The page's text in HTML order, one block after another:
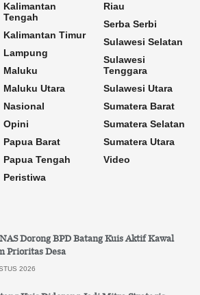
Kalimantan
Tengah
Kalimantan Timur
Lampung
Maluku
Maluku Utara
Nasional
Opini
Papua Barat
Papua Tengah
Peristiwa
Riau
Serba Serbi
Sulawesi Selatan
Sulawesi
Tenggara
Sulawesi Utara
Sumatera Barat
Sumatera Selatan
Sumatera Utara
Video
Dorong BPD Batang Kuis Aktif Kawal
Prioritas Desa
2026